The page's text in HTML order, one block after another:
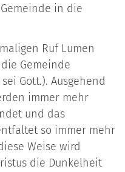
in die
Ruf Lumen
Gemeinde
Gott.). Ausgehend
immer mehr
und das
so immer mehr
Weise wird
die Dunkelheit